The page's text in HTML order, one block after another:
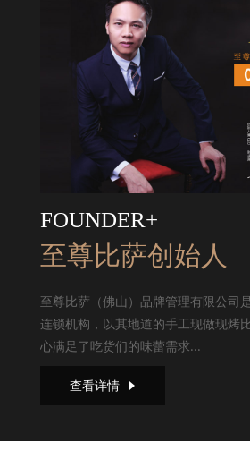
FOUNDER+
至尊比萨创始人
至尊比萨（佛山）品牌管理有限公司
连锁机构，以其地道的手工现做现烤
心满足了吃货们的味蕾需求...
查看详情